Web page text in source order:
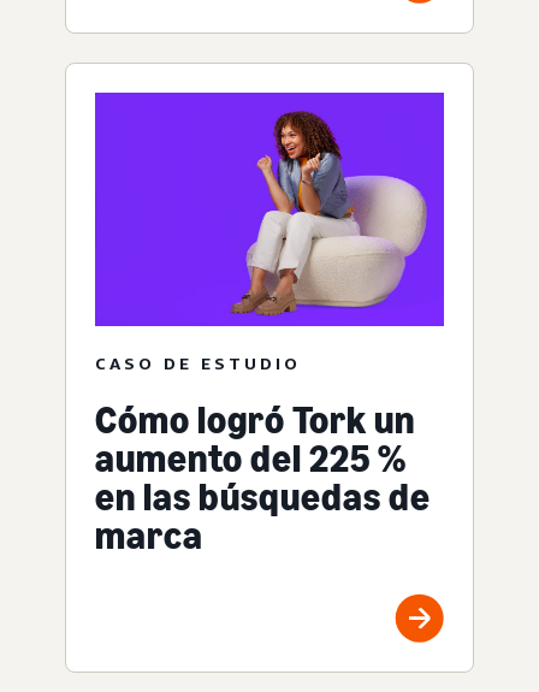
CASO DE ESTUDIO
Cómo logró Tork un
aumento del 225 %
en las búsquedas de
marca